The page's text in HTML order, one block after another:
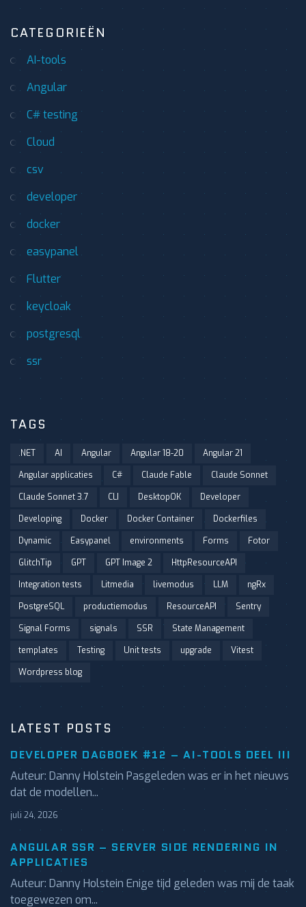
CATEGORIEËN
AI-tools
Angular
C# testing
Cloud
csv
developer
docker
easypanel
Flutter
keycloak
postgresql
ssr
TAGS
.NET AI Angular Angular 18-20
Angular 21
Angular applicaties
C# Claude Fable
Claude Sonnet
Claude Sonnet 3.7
CLI DesktopOK
Developer
Developing
Docker Docker Container
Dockerfiles
Dynamic
Easypanel environments Forms
Fotor
GlitchTip
GPT GPT Image 2
HttpResourceAPI
Integration tests
Litmedia livemodus LLM
ngRx
PostgreSQL
productiemodus ResourceAPI
Sentry
Signal Forms
signals SSR
State Management
templates
Testing Unit tests upgrade
Vitest
Wordpress blog
LATEST POSTS
DEVELOPER DAGBOEK #12 – AI-TOOLS DEEL III
Auteur: Danny Holstein Pasgeleden was er in het nieuws
dat de modellen...
juli 24, 2026
ANGULAR SSR – SERVER SIDE RENDERING IN
APPLICATIES
Auteur: Danny Holstein Enige tijd geleden was mij de taak
toegewezen om...